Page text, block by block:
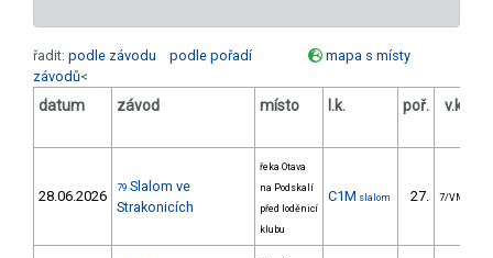
řadit: podle závodu podle pořadí
mapa s místy
závodů<
datum závod místo l.k. poř. v.k.
28.06.2026 79 Slalom ve
Strakonicích
řeka Otava
na Podskalí
před loděnicí
klubu
C1M slalom 27. 7/VM